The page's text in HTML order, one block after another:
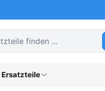
Ersatzteile